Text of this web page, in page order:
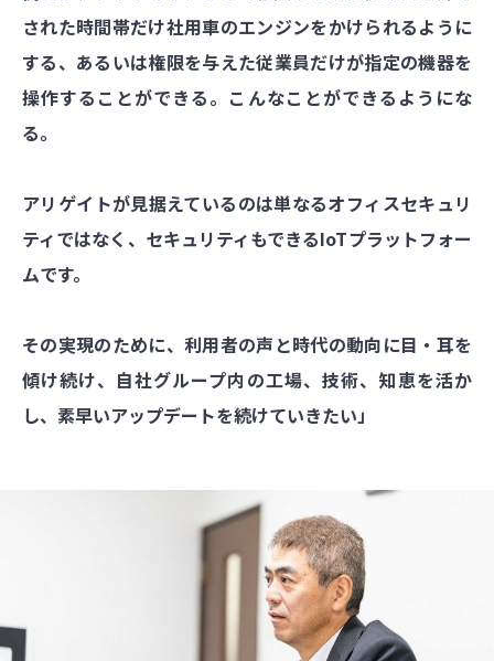
された時間帯だけ社用車のエンジンをかけられるように
する、あるいは権限を与えた従業員だけが指定の機器を
操作することができる。こんなことができるようにな
る。
アリゲイトが見据えているのは単なるオフィスセキュリ
ティではなく、セキュリティもできるIoTプラットフォー
ムです。
その実現のために、利用者の声と時代の動向に目・耳を
傾け続け、自社グループ内の工場、技術、知恵を活か
し、素早いアップデートを続けていきたい」